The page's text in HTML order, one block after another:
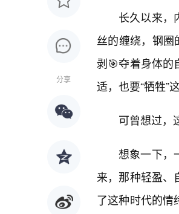
分享
长久以来，
丝的缠绕，钢圈
剥🎯夺着身体的
适，也要“牺牲”
可曾想过，
想象一下，
来，那种轻盈、
了这种时代的情